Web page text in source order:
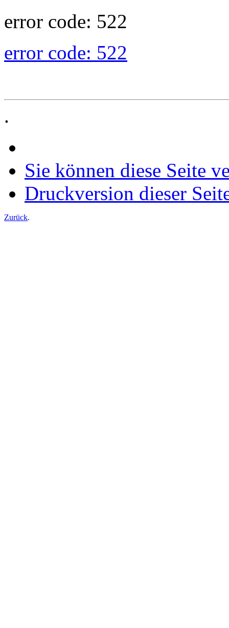
error code: 522
error code: 522
.
Sie können diese Seite
Druckversion dieser
Zurück.